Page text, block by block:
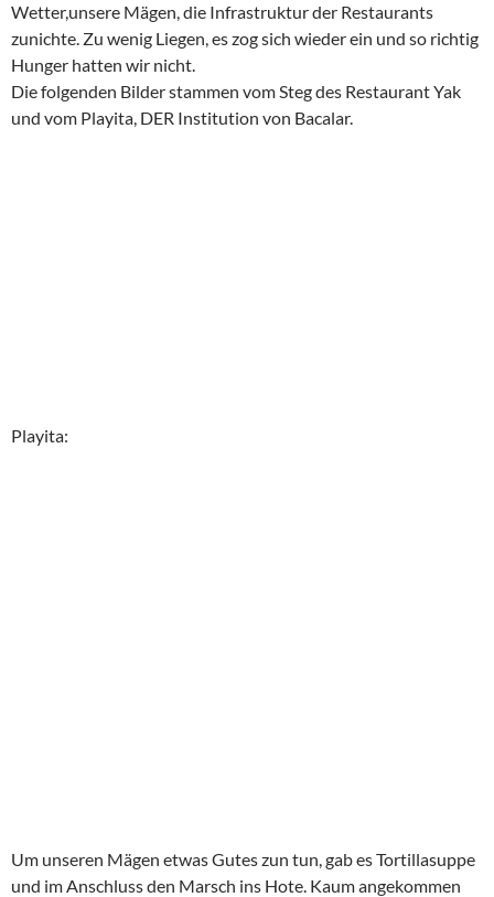
Wetter,unsere Mägen, die Infrastruktur der Restaurants
zunichte. Zu wenig Liegen, es zog sich wieder ein und so richtig
Hunger hatten wir nicht.
Die folgenden Bilder stammen vom Steg des Restaurant Yak
und vom Playita, DER Institution von Bacalar.
Playita:
Um unseren Mägen etwas Gutes zun tun, gab es Tortillasuppe
und im Anschluss den Marsch ins Hote. Kaum angekommen